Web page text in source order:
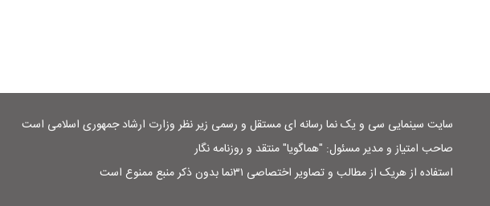
سایت سینمایی سی و یک نما رسانه ای مستقل و رسمی زیر نظر وزارت ارشاد جمهوری اسلامی است
صاحب امتیاز و مدیر مسئول: "هماگویا" منتقد و روزنامه نگار
استفاده از هریک از مطالب و تصاویر اختصاصی ۳۱نما بدون ذکر منبع ممنوع است